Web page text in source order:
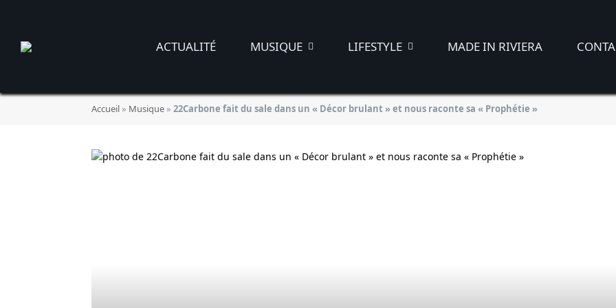
ACTUALITÉ MUSIQUE LIFESTYLE MADE IN RIVIERA
Accueil» Musique» 22Carbone fait du sale dans un « Décor brulant » et nous raconte sa « Prophétie »